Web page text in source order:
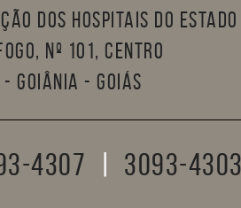
dos Hospitais do Estado
nº 101, Centro
- Goiânia - Goiás
4307 3093-4303